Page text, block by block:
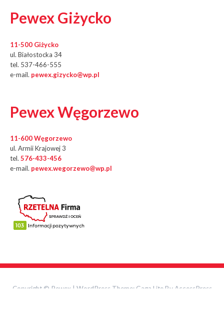
Pewex Giżycko
11-500 Giżycko
ul. Białostocka 34
tel. 537-466-555
e-mail. pewex.gizycko@wp.pl
Pewex Węgorzewo
11-600 Węgorzewo
ul. Armii Krajowej 3
tel. 576-433-456
e-mail. pewex.wegorzewo@wp.pl
Copyright © Pewex | WordPress Theme: Gaga LiteBy AccessPress